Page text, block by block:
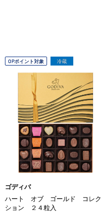
OPポイント対象 冷蔵
ゴディバ
ハート オブ ゴールド コレク
ション ２４粒入